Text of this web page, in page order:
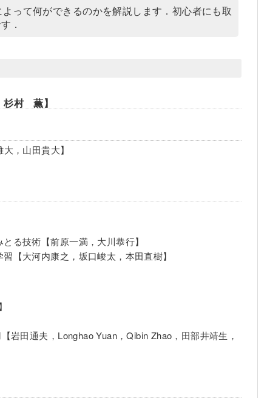
って何ができるのかを解説します．初心者にも取
．
杉村 薫】
，山田貴大】
る技術【前原一満，大川恭行】
【大河内康之，坂口峻太，本田直樹】
岩田通夫，Longhao Yuan，Qibin Zhao，田部井靖生，